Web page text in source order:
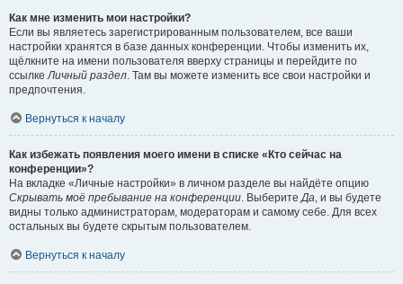
Как мне изменить мои настройки?
Если вы являетесь зарегистрированным пользователем, все ваши
настройки хранятся в базе данных конференции. Чтобы изменить их,
щёлкните на имени пользователя вверху страницы и перейдите по
ссылкеЛичный раздел. Там вы можете изменить все свои настройки и
предпочтения.
Вернуться к началу
Как избежать появления моего имени в списке «Кто сейчас на
конференции»?
На вкладке «Личные настройки» в личном разделе вы найдёте опцию
Скрывать моё пребывание на конференции. ВыберитеДа, и вы будете
видны только администраторам, модераторам и самому себе. Для всех
остальных вы будете скрытым пользователем.
Вернуться к началу